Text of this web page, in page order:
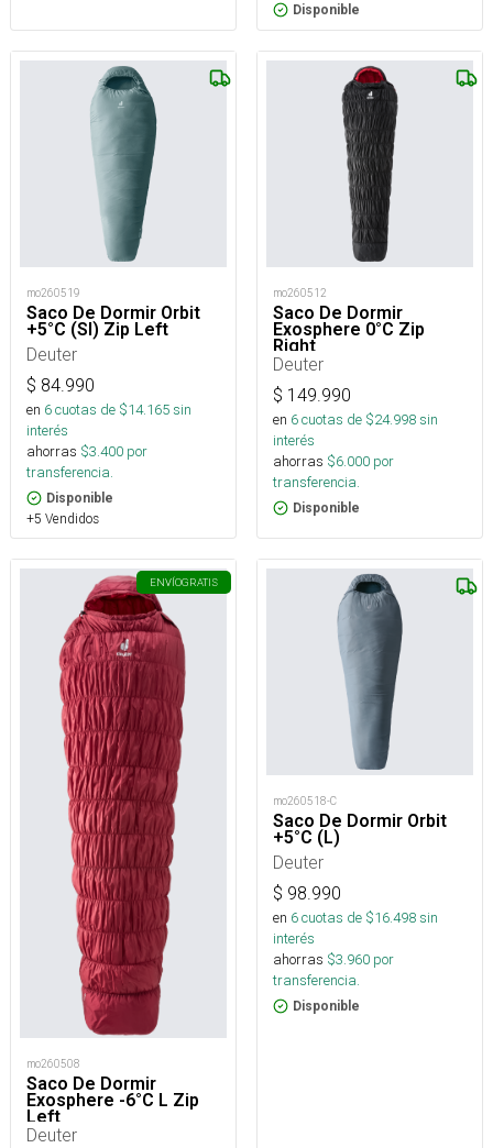
Disponible
mo260519
Saco De Dormir Orbit
+5°C (Sl) Zip Left
Deuter
$ 84.990
en 6cuotas de $14.165sin
interés
ahorras $3.400 por
transferencia.
Disponible
+5 Vendidos
mo260512
Saco De Dormir
Exosphere 0°C Zip
Right
Deuter
$ 149.990
en 6cuotas de $24.998sin
interés
ahorras $6.000 por
transferencia.
Disponible
ENVÍOGRATIS
mo260508
Saco De Dormir
Exosphere -6°C L Zip
Left
Deuter
mo260518-C
Saco De Dormir Orbit
+5°C (L)
Deuter
$ 98.990
en 6cuotas de $16.498sin
interés
ahorras $3.960 por
transferencia.
Disponible